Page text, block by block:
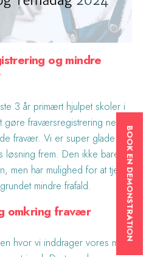
og mindre
3 år primært hjulpet skoler i
fraværsregistrering nemt og
fravær. Vi er super glade for at
frem. Den ikke bare
men har mulighed for at tjene
mindre frafald.
omkring fravær
hvor vi inddrager vores mange
BOOK EN DEMONSTRATION